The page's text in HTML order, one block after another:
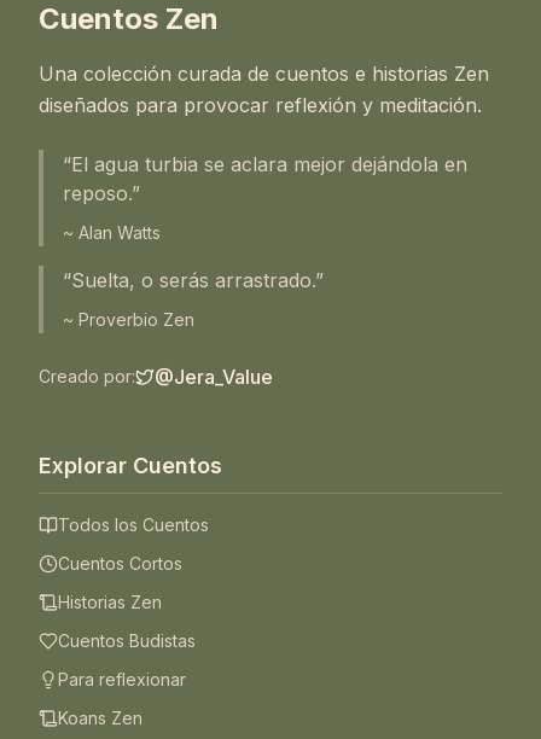
Cuentos Zen
Una colección curada de cuentos e historias Zen
diseñados para provocar reflexión y meditación.
“El agua turbia se aclara mejor dejándola en
reposo.”
~ Alan Watts
“Suelta, o serás arrastrado.”
~ Proverbio Zen
Creado por: @Jera_Value
Explorar Cuentos
Todos los Cuentos
Cuentos Cortos
Historias Zen
Cuentos Budistas
Para reflexionar
Koans Zen